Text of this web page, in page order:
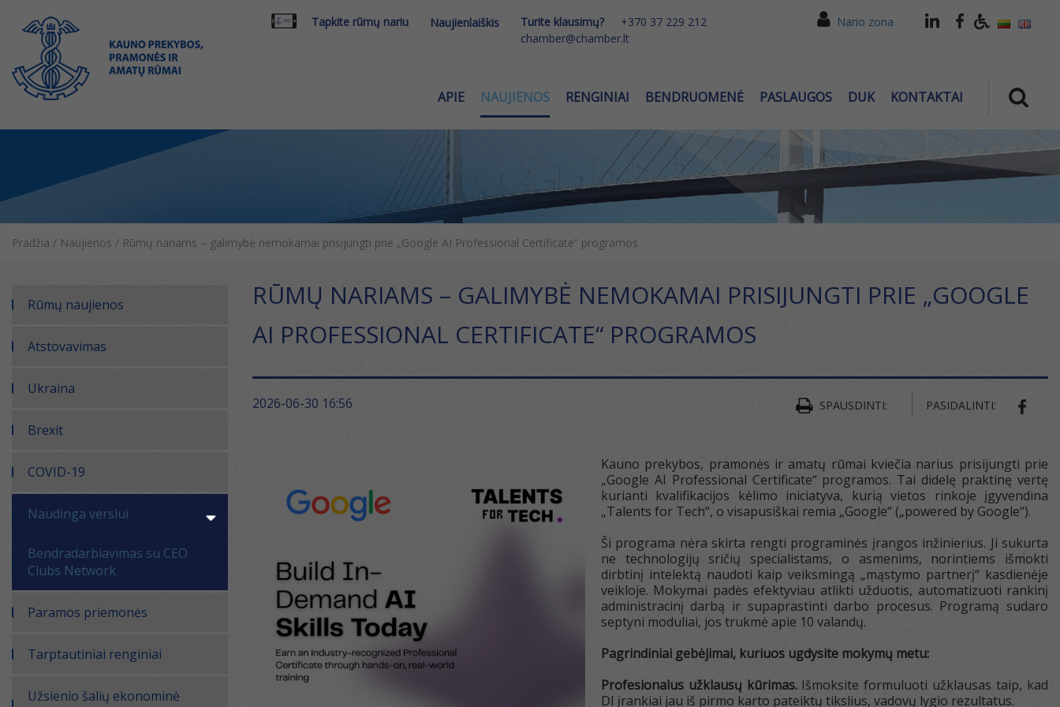
Tapkite rūmų nariu Naujienlaiškis Turite klausimų?
+370 37 229 212
chamber@chamber.lt
Nario zona
APIE NAUJIENOS RENGINIAI BENDRUOMENĖ PASLAUGOS DUK KONTAKTAI
Pradžia / Naujienos / Rūmų nariams – galimybė nemokamai prisijungti prie „Google AI Professional Certificate“ programos
Rūmų naujienos
Atstovavimas
Ukraina
Brexit
COVID-19
Naudinga verslui
Bendradarbiavimas su CEO
Clubs Network
Paramos priemonės
Tarptautiniai renginiai
Užsienio šalių ekonominė
RŪMŲ NARIAMS – GALIMYBĖ NEMOKAMAI PRISIJUNGTI PRIE „GOOGLE
AI PROFESSIONAL CERTIFICATE“ PROGRAMOS
2026-06-30 16:56 SPAUSDINTI: PASIDALINTI:
Kauno prekybos, pramonės ir amatų rūmai kviečia narius prisijungti prie
„Google AI Professional Certificate“ programos. Tai didelę praktinę vertę
kurianti kvalifikacijos kėlimo iniciatyva, kurią vietos rinkoje įgyvendina
„Talents for Tech“, o visapusiškai remia „Google“ („powered by Google“).
Ši programa nėra skirta rengti programinės įrangos inžinierius. Ji sukurta
ne technologijų sričių specialistams, o asmenims, norintiems išmokti
dirbtinį intelektą naudoti kaip veiksmingą „mąstymo partnerį“ kasdienėje
veikloje. Mokymai padės efektyviau atlikti užduotis, automatizuoti rankinį
administracinį darbą ir supaprastinti darbo procesus. Programą sudaro
septyni moduliai, jos trukmė apie 10 valandų.
Pagrindiniai gebėjimai, kuriuos ugdysite mokymų metu:
Profesionalus užklausų kūrimas.Išmoksite formuluoti užklausas taip, kad
DI įrankiai jau iš pirmo karto pateiktų tikslius, vadovų lygio rezultatus.